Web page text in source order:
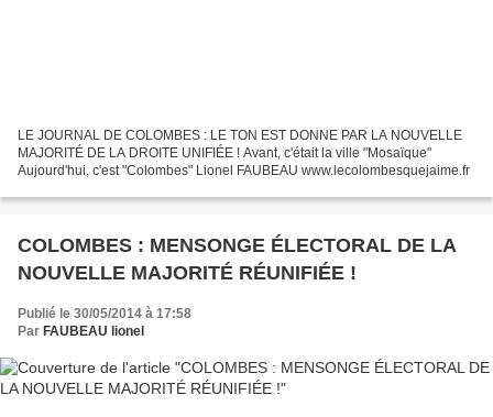
LE JOURNAL DE COLOMBES : LE TON EST DONNE PAR LA NOUVELLE
MAJORITÉ DE LA DROITE UNIFIÉE ! Avant, c'était la ville "Mosaïque"
Aujourd'hui, c'est "Colombes" Lionel FAUBEAU www.lecolombesquejaime.fr
COLOMBES : MENSONGE ÉLECTORAL DE LA
NOUVELLE MAJORITÉ RÉUNIFIÉE !
Publié le 30/05/2014 à 17:58
Par FAUBEAU lionel